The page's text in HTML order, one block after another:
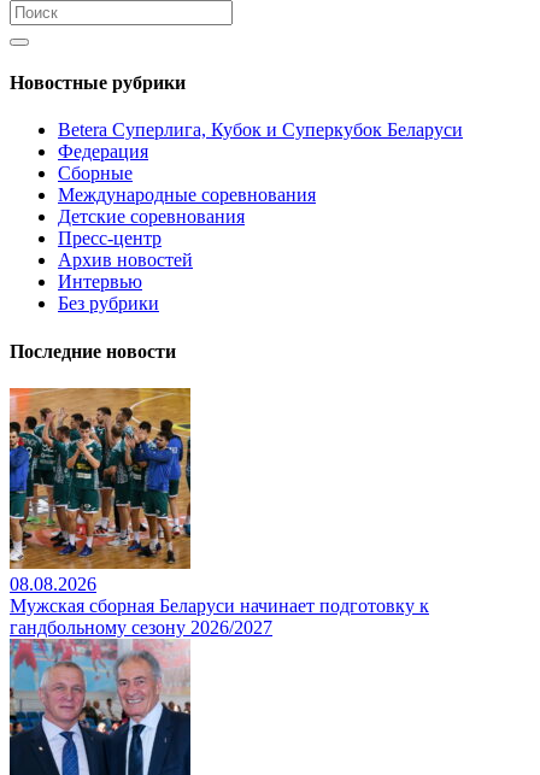
Новостные рубрики
Betera Суперлига, Кубок и Суперкубок Беларуси
Федерация
Сборные
Международные соревнования
Детские соревнования
Пресс-центр
Архив новостей
Интервью
Без рубрики
Последние новости
08.08.2026
Мужская сборная Беларуси начинает подготовку к
гандбольному сезону 2026/2027